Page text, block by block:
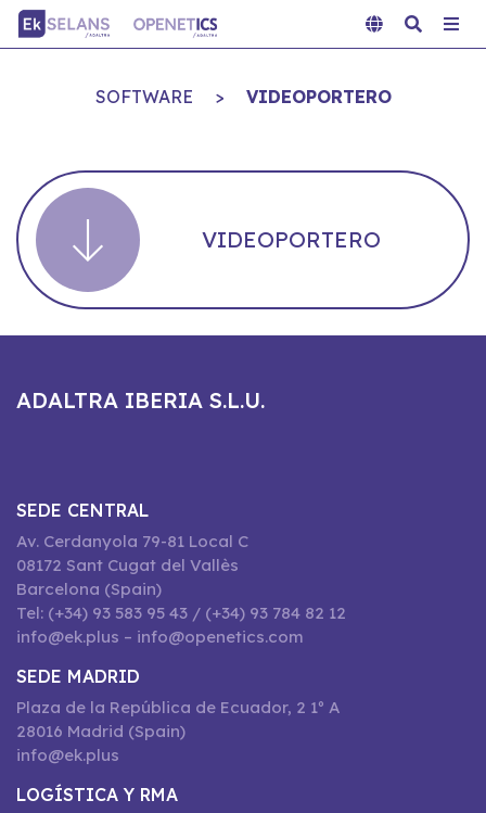
SOFTWARE > VIDEOPORTERO
VIDEOPORTERO
ADALTRA IBERIA S.L.U.
SEDE CENTRAL
Av. Cerdanyola 79-81 Local C
08172 Sant Cugat del Vallès
Barcelona (Spain)
Tel: (+34) 93 583 95 43 / (+34) 93 784 82 12
info@ek.plus – info@openetics.com
SEDE MADRID
Plaza de la República de Ecuador, 2 1º A
28016 Madrid (Spain)
info@ek.plus
LOGÍSTICA Y RMA